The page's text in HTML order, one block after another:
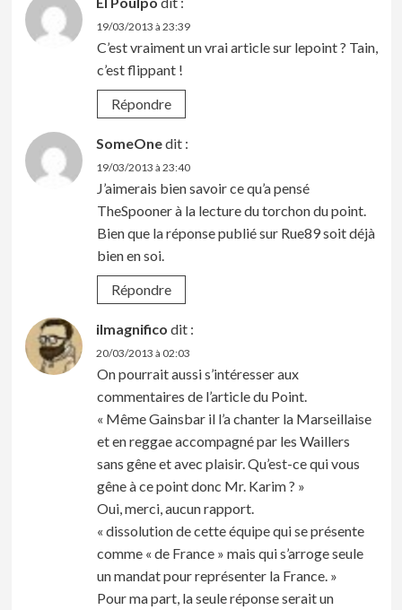
19/03/2013 à 23:39
C’est vraiment un vrai article sur lepoint ? Tain,
c’est flippant !
Répondre
SomeOnedit :
19/03/2013 à 23:40
J’aimerais bien savoir ce qu’a pensé
TheSpooner à la lecture du torchon du point.
Bien que la réponse publié sur Rue89 soit déjà
bien en soi.
Répondre
ilmagnifico dit :
20/03/2013 à 02:03
On pourrait aussi s’intéresser aux
commentaires de l’article du Point.
« Même Gainsbar il l’a chanter la Marseillaise
et en reggae accompagné par les Waillers
sans gêne et avec plaisir. Qu’est-ce qui vous
gêne à ce point donc Mr. Karim ? »
Oui, merci, aucun rapport.
« dissolution de cette équipe qui se présente
comme « de France » mais qui s’arroge seule
un mandat pour représenter la France. »
Pour ma part, la seule réponse serait un